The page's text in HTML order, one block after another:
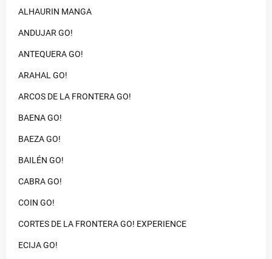
ALHAURIN MANGA
ANDUJAR GO!
ANTEQUERA GO!
ARAHAL GO!
ARCOS DE LA FRONTERA GO!
BAENA GO!
BAEZA GO!
BAILÉN GO!
CABRA GO!
COIN GO!
CORTES DE LA FRONTERA GO! EXPERIENCE
ECIJA GO!